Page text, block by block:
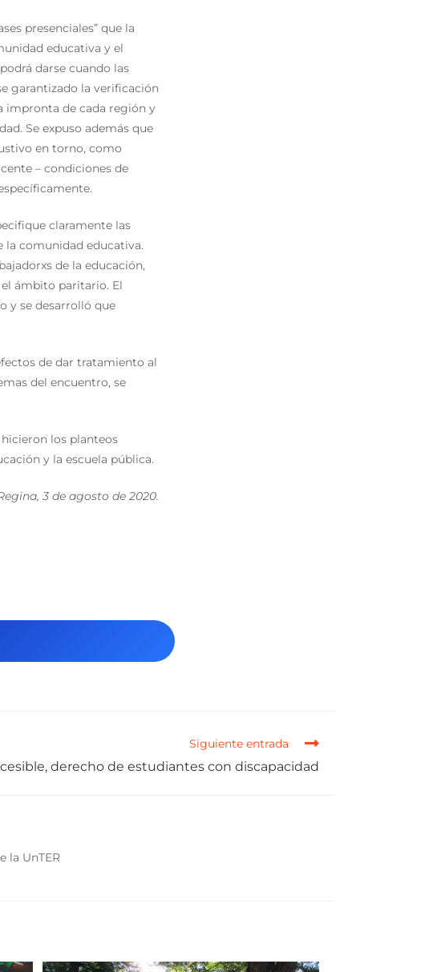
presenciales” que la
educativa y el
darse cuando las
garantizado la verificación
impronta de cada región y
Se expuso además que
en torno, como
– condiciones de
claramente las
la comunidad educativa.
de la educación,
ámbito paritario. El
y se desarrolló que
de dar tratamiento al
del encuentro, se
los planteos
y la escuela pública.
3 de agosto de 2020.
Siguiente entrada
derecho de estudiantes con discapacidad
la UnTER